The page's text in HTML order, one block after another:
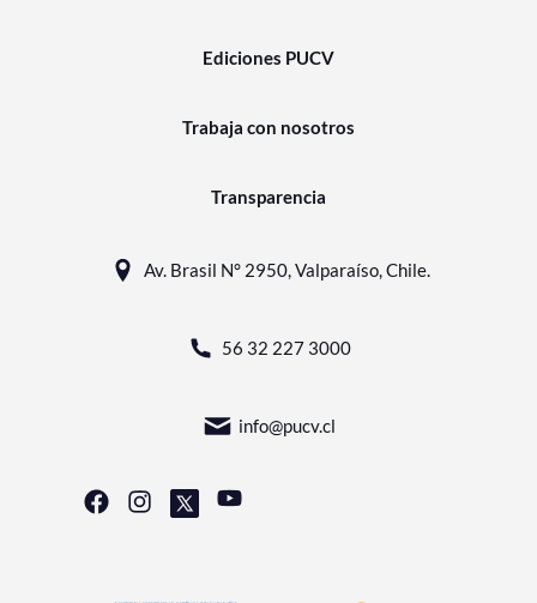
Ediciones PUCV
Trabaja con nosotros
Transparencia
Av. Brasil N° 2950, Valparaíso, Chile.
56 32 227 3000
info@pucv.cl